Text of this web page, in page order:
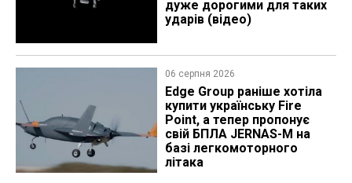
дуже дорогими для таких
ударів (відео)
06 серпня 2026
Edge Group раніше хотіла
купити українську Fire
Point, а тепер пропонує
свій БПЛА JERNAS-M на
базі легкомоторного
літака